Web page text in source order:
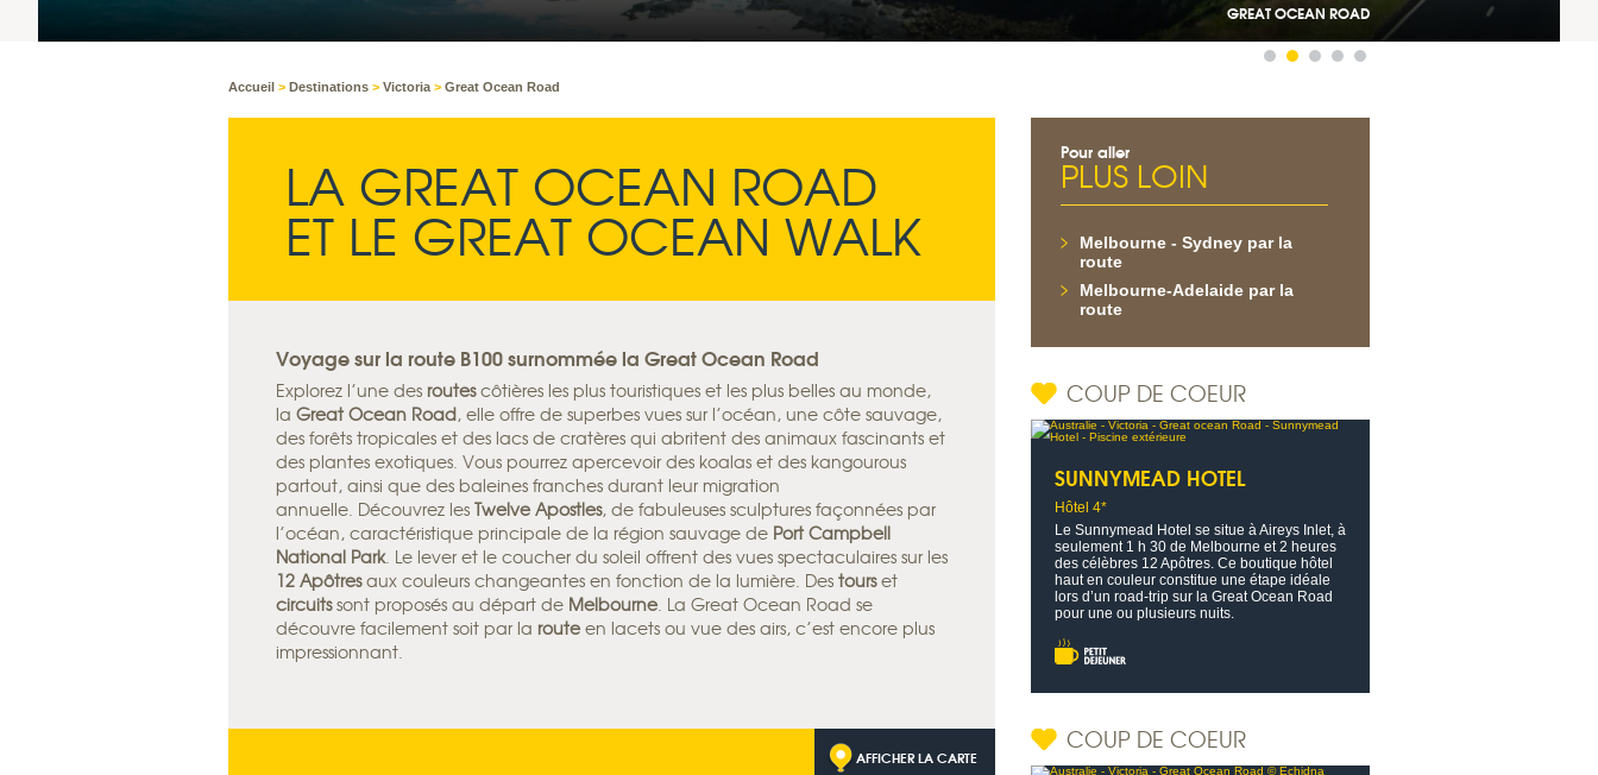
GREAT OCEAN ROAD
Accueil > Destinations > Victoria > Great Ocean Road
LA GREAT OCEAN ROAD
ET LE GREAT OCEAN WALK
Voyage sur la route B100 surnommée la Great Ocean Road
Explorez l’une des routescôtières les plus touristiques et les plus belles au monde,
la Great Ocean Road, elle offre de superbes vues sur l’océan, une côte sauvage,
des forêts tropicales et des lacs de cratères qui abritent des animaux fascinants et
des plantes exotiques. Vous pourrez apercevoir des koalas et des kangourous
partout, ainsi que des baleines franches durant leur migration
annuelle. Découvrez les Twelve Apostles, de fabuleuses sculptures façonnées par
l’océan, caractéristique principale de la région sauvage de Port Campbell
National Park. Le lever et le coucher du soleil offrent des vues spectaculaires sur les
12 Apôtresaux couleurs changeantes en fonction de la lumière. Des tourset
circuitssont proposés au départ de Melbourne. La Great Ocean Road se
découvre facilement soit par la route en lacets ou vue des airs, c’est encore plus
impressionnant.
AFFICHER LA CARTE
Pour aller
PLUS LOIN
Melbourne - Sydney par la
route
Melbourne-Adelaide par la
route
COUP DE COEUR
SUNNYMEAD HOTEL
Hôtel 4*
Le Sunnymead Hotel se situe à Aireys Inlet, à
seulement 1 h 30 de Melbourne et 2 heures
des célèbres 12 Apôtres. Ce boutique hôtel
haut en couleur constitue une étape idéale
lors d’un road-trip sur la Great Ocean Road
pour une ou plusieurs nuits.
COUP DE COEUR